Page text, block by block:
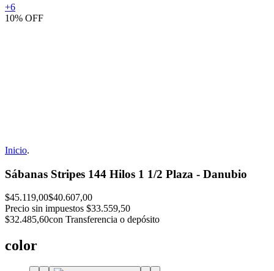
+6
10% OFF
Inicio.
Sábanas Stripes 144 Hilos 1 1/2 Plaza - Danubio
$45.119,00$40.607,00
Precio sin impuestos $33.559,50
$32.485,60con Transferencia o depósito
color